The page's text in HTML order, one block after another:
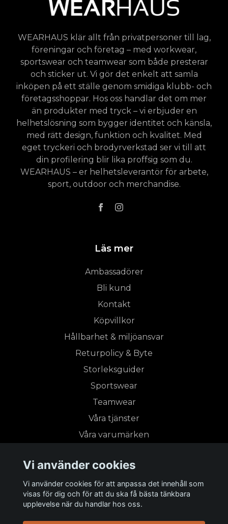
WEARHAUS klär allt från privatpersoner till lag,
föreningar och företag – med workwear,
sportswear och teamwear som både presterar
och sticker ut. Vi gör det enkelt att samla
inköpen på ett ställe genom smidiga klubb- och
företagsshoppar. Hos oss handlar det om mer
än produkter med tryck – vi erbjuder en
helhetslösning som bygger identitet och känsla,
med rätt design, funktion och kvalitet. Med
eget tryckeri och brodyrverkstad ser vi till att
din profilering blir lika proffsig som du.
WEARHAUS – er helhetsleverantör för arbete,
sport, outdoor och merchandise.
Läs mer
Ambassadörer
Bli kund
Kontakt
Köpvillkor
Hållbarhet & miljöansvar
Returpolicy & Byte
Storleksguider
Sportswear
Teamwear
Våra tjänster
Våra varumärken
Prenumerera på vårt nyhetsbrev
Vi använder cookies
Vi använder cookies för att anpassa det innehåll som
visas för dig och för att du ska få bästa tänkbara
upplevelse när du handlar hos oss.